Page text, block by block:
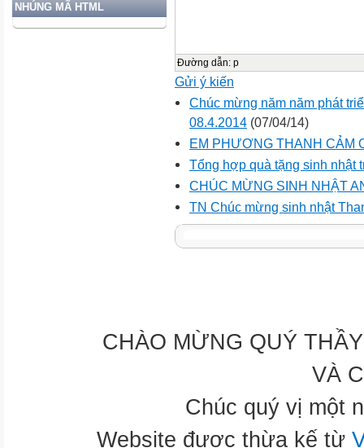
NHÚNG MÃ HTML
Đường dẫn: p
Gửi ý kiến
Chúc mừng năm năm phát
08.4.2014 (07/04/14)
EM PHƯƠNG THANH CẢM
Tổng hợp quà tặng sinh nhật
CHÚC MỪNG SINH NHẬT
TN Chúc mừng sinh nhật
CHÀO MỪNG QUÝ
VÀ
Chúc quý vị một
Website được thừa kế từ